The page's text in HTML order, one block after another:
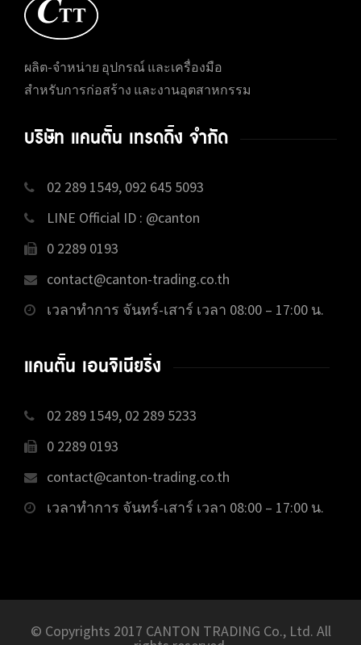
ผลิต-จำหน่าย อุปกรณ์ และเครื่องมือ
สำหรับการก่อสร้าง และงานอุตสาหกรรม
บริษัท แคนตั้น เทรดดิ้ง จำกัด
02 289 1549, 092 645 5093
LINE Official ID : @canton
0 2289 0193
contact@canton-trading.co.th
เวลาทำการ จันทร์-เสาร์ เวลา 08:00 – 17:00 น.
แคนตั้น เอนจิเนียริ่ง
02 289 1549, 02 289 5233
0 2289 0193
contact@canton-trading.co.th
เวลาทำการ จันทร์-เสาร์ เวลา 08:00 – 17:00 น.
© Copyrights 2017 CANTON TRADING Co., Ltd. All